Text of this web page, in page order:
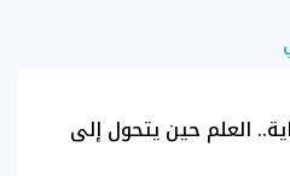
العلم حين يتحول إلى